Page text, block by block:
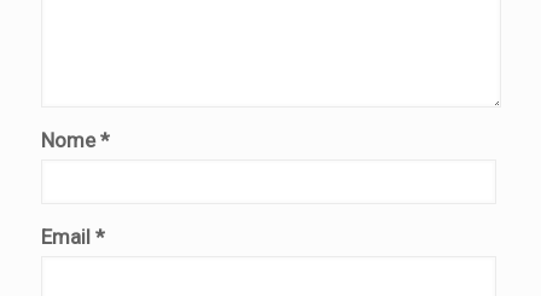
Nome*
Email *